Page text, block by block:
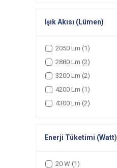
Işık Akısı (Lümen)
2050 Lm (1)
2880 Lm (2)
3200 Lm (2)
4200 Lm (1)
4300 Lm (2)
Enerji Tüketimi (Watt)
20 W (1)